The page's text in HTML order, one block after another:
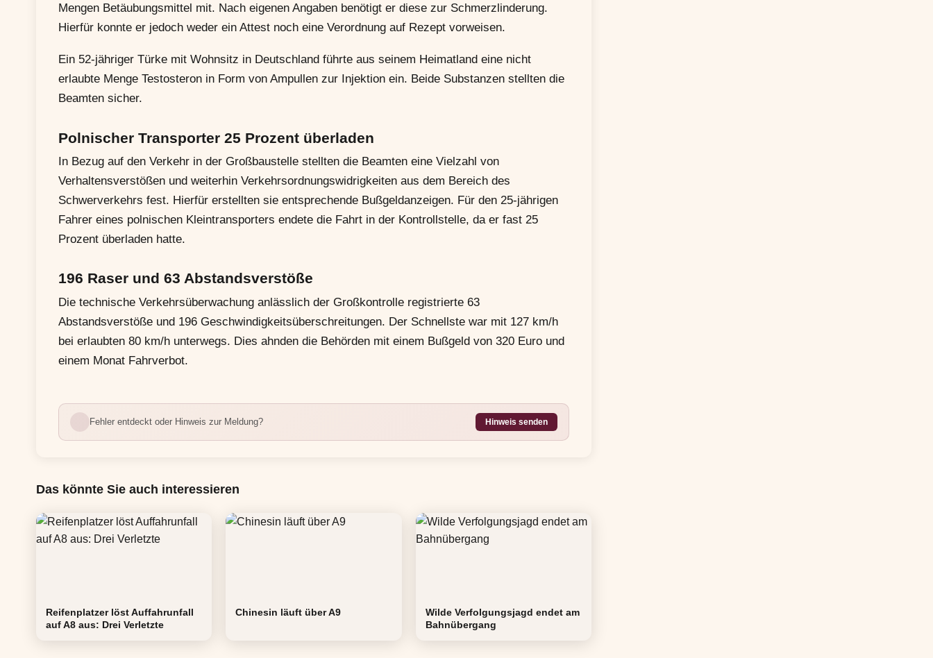
Mengen Betäubungsmittel mit. Nach eigenen Angaben benötigt er diese zur Schmerzlinderung.
Hierfür konnte er jedoch weder ein Attest noch eine Verordnung auf Rezept vorweisen.
Ein 52-jähriger Türke mit Wohnsitz in Deutschland führte aus seinem Heimatland eine nicht
erlaubte Menge Testosteron in Form von Ampullen zur Injektion ein. Beide Substanzen stellten die
Beamten sicher.
Polnischer Transporter 25 Prozent überladen
In Bezug auf den Verkehr in der Großbaustelle stellten die Beamten eine Vielzahl von
Verhaltensverstößen und weiterhin Verkehrsordnungswidrigkeiten aus dem Bereich des
Schwerverkehrs fest. Hierfür erstellten sie entsprechende Bußgeldanzeigen. Für den 25-jährigen
Fahrer eines polnischen Kleintransporters endete die Fahrt in der Kontrollstelle, da er fast 25
Prozent überladen hatte.
196 Raser und 63 Abstandsverstöße
Die technische Verkehrsüberwachung anlässlich der Großkontrolle registrierte 63
Abstandsverstöße und 196 Geschwindigkeitsüberschreitungen. Der Schnellste war mit 127 km/h
bei erlaubten 80 km/h unterwegs. Dies ahnden die Behörden mit einem Bußgeld von 320 Euro und
einem Monat Fahrverbot.
Fehler entdeckt oder Hinweis zur Meldung? Hinweis senden
Das könnte Sie auch interessieren
Reifenplatzer löst Auffahrunfall
auf A8 aus: Drei Verletzte
Chinesin läuft über A9
Wilde Verfolgungsjagd endet am
Bahnübergang